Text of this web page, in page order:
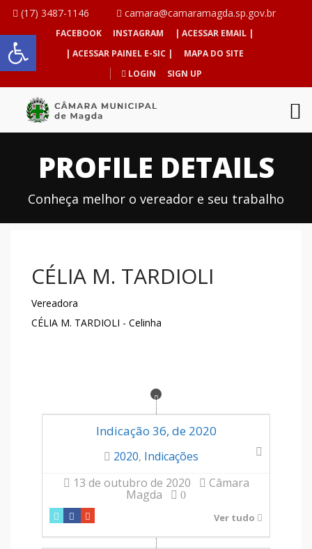
Abrir a barra de ferramentas
(17) 3487-1146 camara@camaramagda.sp.gov.br
FACEBOOK INSTAGRAM
| ACESSAR EMAIL |
| ACESSAR PAINEL E-SIC |
MAPA DO SITE
LOGIN
SIGN UP
PROFILE DETAILS
Conheça melhor o vereador e seu trabalho
CÉLIA M. TARDIOLI
Vereadora
CÉLIA M. TARDIOLI - Celinha
Indicação 36, de 2020
2020, Indicações
13 de outubro de 2020
Câmara
Magda 0
Ver tudo